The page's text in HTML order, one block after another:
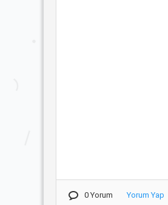
0 Yorum Yorum Yap